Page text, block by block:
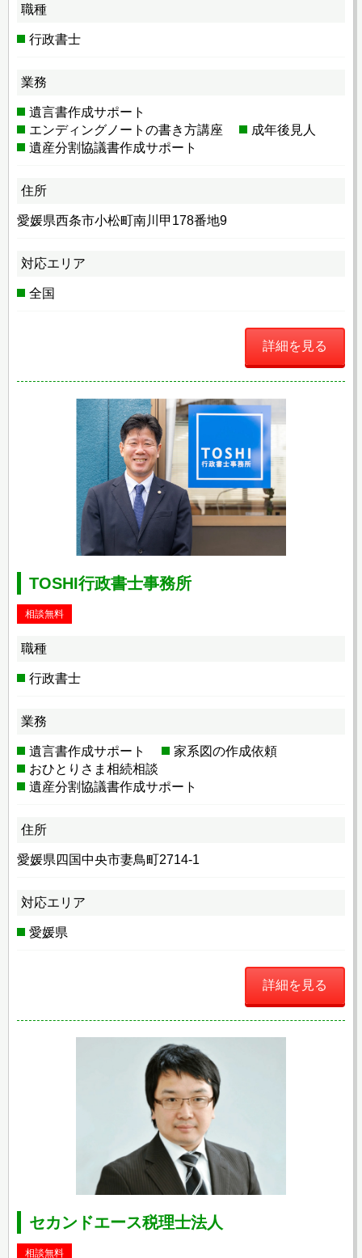
職種
行政書士
業務
遺言書作成サポート
エンディングノートの書き方講座
成年後見人
遺産分割協議書作成サポート
住所
愛媛県西条市小松町南川甲178番地9
対応エリア
全国
詳細を見る
TOSHI行政書士事務所
相談無料
職種
行政書士
業務
遺言書作成サポート
家系図の作成依頼
おひとりさま相続相談
遺産分割協議書作成サポート
住所
愛媛県四国中央市妻鳥町2714-1
対応エリア
愛媛県
詳細を見る
セカンドエース税理士法人
相談無料